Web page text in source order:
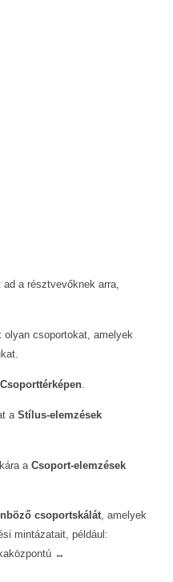
a résztvevőknek arra,
olyan csoportokat, amelyek
Csoporttérképen
aStílus-elemzések
aCsoport-elemzések
csoportskálát , amelyek
mintázatait, például:
↔